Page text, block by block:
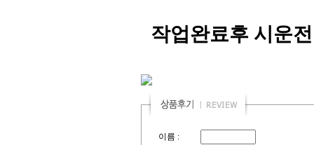
작업완료후 시운
이름 :